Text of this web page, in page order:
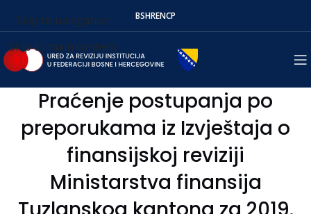
Skip to navigation
Skip to main content
BSHRENСР
Praćenje postupanja po
preporukama iz Izvještaja o
finansijskoj reviziji
Ministarstva finansija